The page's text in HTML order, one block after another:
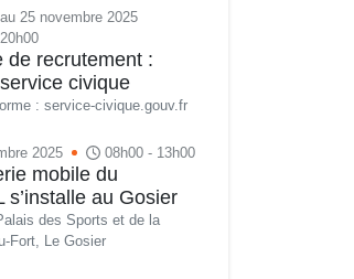
25 novembre 2025
de recrutement :
civique
: service-civique.gouv.fr
2025 08h00 - 13h00
mobile du
s’installe au Gosier
des Sports et de la
Fort, Le Gosier